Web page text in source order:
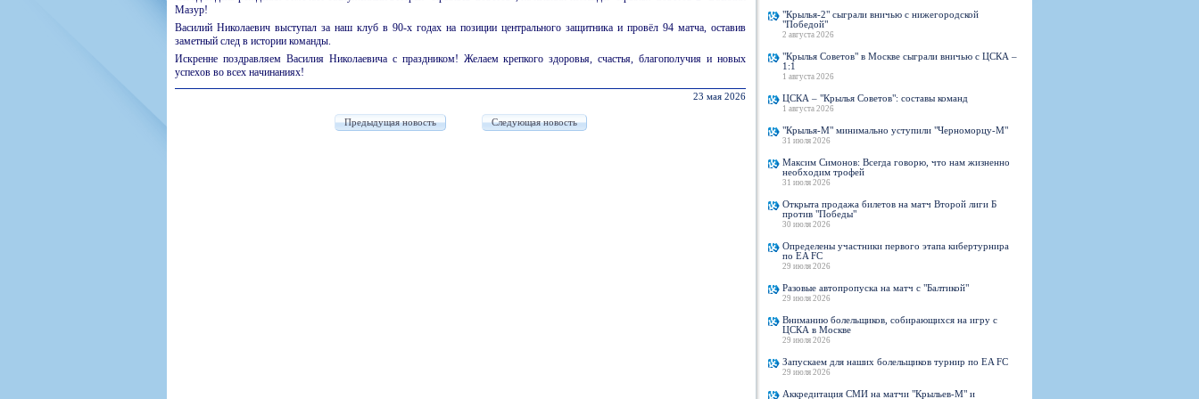
Мазур!
Василий Николаевич выступал за наш клуб в 90-х годах на позиции центрального защитника и провёл 94 матча, оставив
заметный след в истории команды.
Искренне поздравляем Василия Николаевича с праздником! Желаем крепкого здоровья, счастья, благополучия и новых
успехов во всех начинаниях!
23 мая 2026
Предыдущая новость Следующая новость
"Крылья-2" сыграли вничью с нижегородской
"Победой"
2 августа 2026
"Крылья Советов" в Москве сыграли вничью с ЦСКА –
1:1
1 августа 2026
ЦСКА – "Крылья Советов": составы команд
1 августа 2026
"Крылья-М" минимально уступили "Черноморцу-М"
31 июля 2026
Максим Симонов: Всегда говорю, что нам жизненно
необходим трофей
31 июля 2026
Открыта продажа билетов на матч Второй лиги Б
против "Победы"
30 июля 2026
Определены участники первого этапа кибертурнира
по EA FC
29 июля 2026
Разовые автопропуска на матч с "Балтикой"
29 июля 2026
Вниманию болельщиков, собирающихся на игру с
ЦСКА в Москве
29 июля 2026
Запускаем для наших болельщиков турнир по EA FC
29 июля 2026
Аккредитация СМИ на матчи "Крыльев-М" и